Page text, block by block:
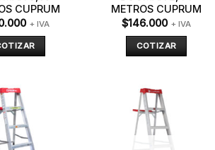
CUPRUM
+ IVA
METROS CUPRUM
$146.000 + IVA
COTIZAR